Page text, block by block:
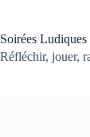
contenu
Soirées Ludiques
Réfléchir, jouer,